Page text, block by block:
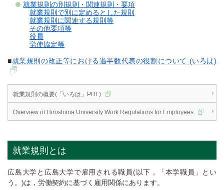
就業規則の別規則・関連規則・要項
就業規則で別に定めるとした規則
就業規則に関連する規則等
その他要項等
役員
労使協定等
■就業規則の改正等における過半数代表の役割について (いろは)
就業規則の概要(「いろは」PDF)
Overview of Hiroshima University Work Regulations for Employees
就業規則とは
広島大学と広島大学で雇用される職員(以下，「本学職員」とい
う。)は，労働契約に基づく雇用関係にあります。